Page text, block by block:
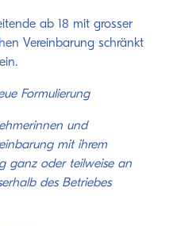
ab 18 mit grosser
Vereinbarung schränkt
Formulierung
und
mit ihrem
ganz oder teilweise an
des Betriebes